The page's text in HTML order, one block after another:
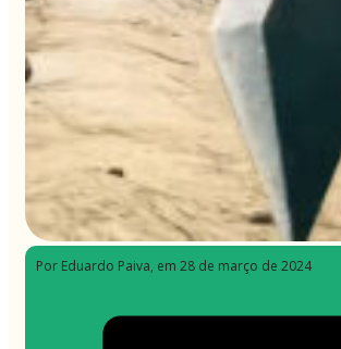
Por Eduardo Paiva, em 28 de março de 2024